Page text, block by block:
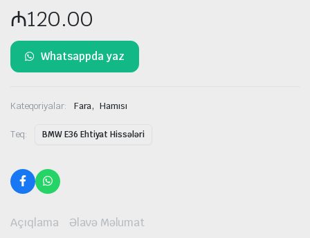
₼120.00
Whatsappda yaz
Kateqoriyalar: Fara, Hamısı
Teq: BMW E36 Ehtiyat Hissələri
Açıqlama Əlavə Məlumat